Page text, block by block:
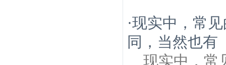
·现实中，常
同，当然也有
现实中，常